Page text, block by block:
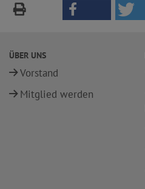
ÜBER UNS
Vorstand
Mitglied werden